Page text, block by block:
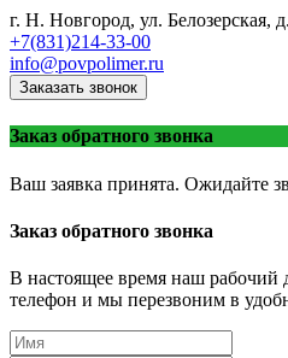
г. Н. Новгород, ул. Белозерская,
+7(831)214-33-00
info@povpolimer.ru
Заказать звонок
Заказ обратного звонка
Ваш заявка принята. Ожидайте
Заказ обратного звонка
В настоящее время наш рабочий
телефон и мы перезвоним в